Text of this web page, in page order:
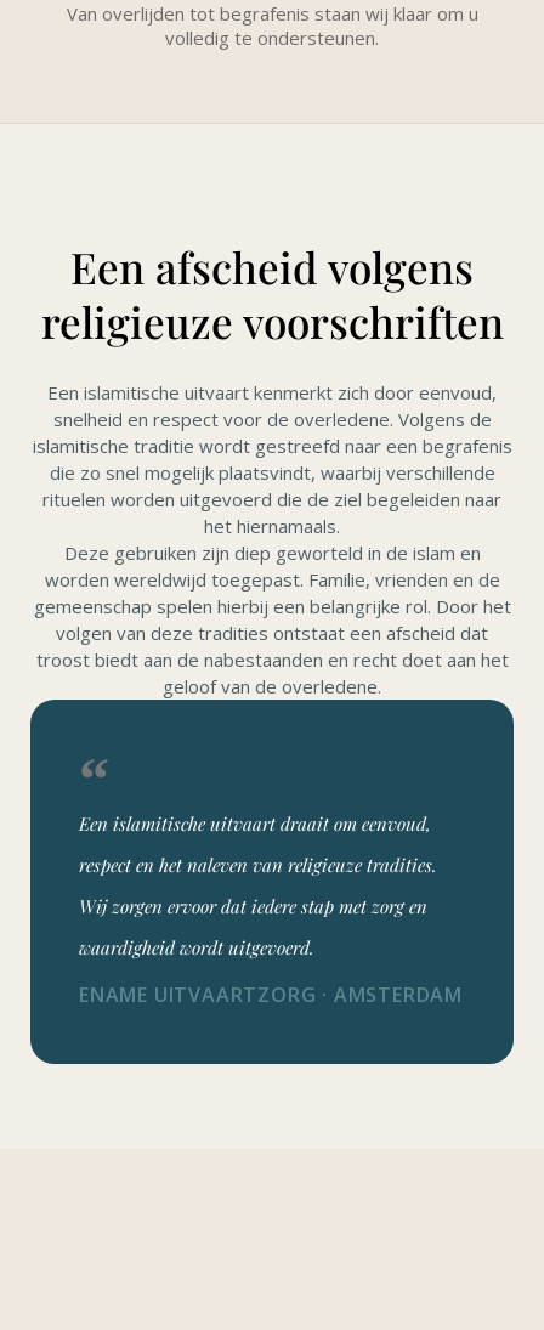
Van overlijden tot begrafenis staan wij klaar om u
volledig te ondersteunen.
Een afscheid volgens
religieuze voorschriften
Een islamitische uitvaart kenmerkt zich door eenvoud,
snelheid en respect voor de overledene. Volgens de
islamitische traditie wordt gestreefd naar een begrafenis
die zo snel mogelijk plaatsvindt, waarbij verschillende
rituelen worden uitgevoerd die de ziel begeleiden naar
het hiernamaals.
Deze gebruiken zijn diep geworteld in de islam en
worden wereldwijd toegepast. Familie, vrienden en de
gemeenschap spelen hierbij een belangrijke rol. Door het
volgen van deze tradities ontstaat een afscheid dat
troost biedt aan de nabestaanden en recht doet aan het
geloof van de overledene.
Een islamitische uitvaart draait om eenvoud,
respect en het naleven van religieuze tradities.
Wij zorgen ervoor dat iedere stap met zorg en
waardigheid wordt uitgevoerd.
ENAME UITVAARTZORG · AMSTERDAM